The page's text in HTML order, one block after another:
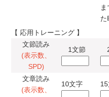
た
【 応用トレーニング 】
文節読み
(表示数、
SPD)
1文節
文章読み
(表示数、
10文字